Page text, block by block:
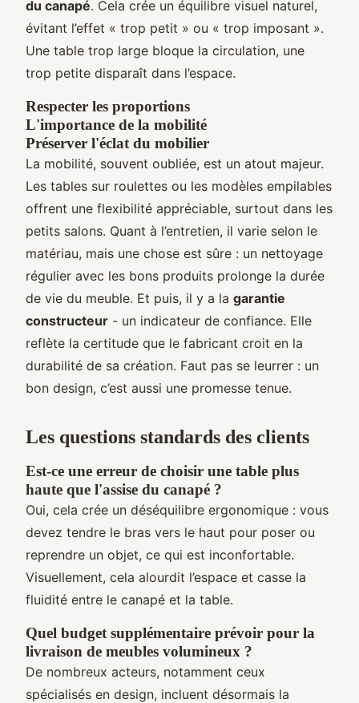
du canapé. Cela crée un équilibre visuel naturel,
évitant l’effet « trop petit » ou « trop imposant ».
Une table trop large bloque la circulation, une
trop petite disparaît dans l’espace.
Respecter les proportions
L'importance de la mobilité
Préserver l'éclat du mobilier
La mobilité, souvent oubliée, est un atout majeur.
Les tables sur roulettes ou les modèles empilables
offrent une flexibilité appréciable, surtout dans les
petits salons. Quant à l’entretien, il varie selon le
matériau, mais une chose est sûre : un nettoyage
régulier avec les bons produits prolonge la durée
de vie du meuble. Et puis, il y a la garantie
constructeur - un indicateur de confiance. Elle
reflète la certitude que le fabricant croit en la
durabilité de sa création. Faut pas se leurrer : un
bon design, c’est aussi une promesse tenue.
Les questions standards des clients
Est-ce une erreur de choisir une table plus
haute que l'assise du canapé ?
Oui, cela crée un déséquilibre ergonomique : vous
devez tendre le bras vers le haut pour poser ou
reprendre un objet, ce qui est inconfortable.
Visuellement, cela alourdit l’espace et casse la
fluidité entre le canapé et la table.
Quel budget supplémentaire prévoir pour la
livraison de meubles volumineux ?
De nombreux acteurs, notamment ceux
spécialisés en design, incluent désormais la